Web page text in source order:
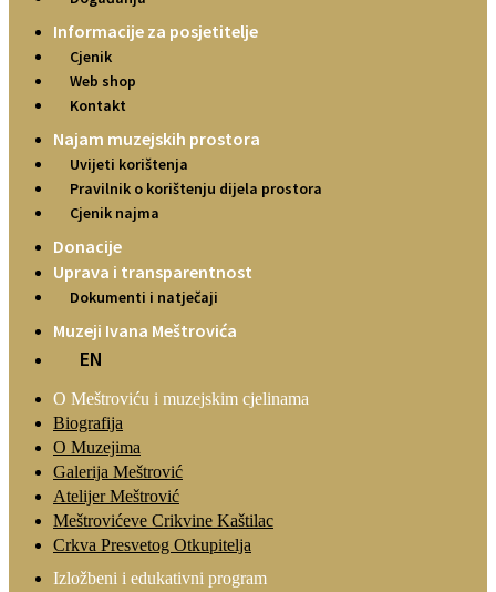
Informacije za posjetitelje
Cjenik
Web shop
Kontakt
Najam muzejskih prostora
Uvijeti korištenja
Pravilnik o korištenju dijela prostora
Cjenik najma
Donacije
Uprava i transparentnost
Dokumenti i natječaji
Muzeji Ivana Meštrovića
EN
O Meštroviću i muzejskim cjelinama
Biografija
O Muzejima
Galerija Meštrović
Atelijer Meštrović
Meštrovićeve Crikvine Kaštilac
Crkva Presvetog Otkupitelja
Izložbeni i edukativni program